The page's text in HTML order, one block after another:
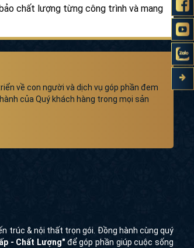
chất lượng từng công trình và mang
về con người và dịch vụ góp phần đem
của Quý khách hàng trong mọi sản
trúc & nội thất trọn gói. Đồng hành cùng quý
- Chất Lượng" để góp phần giúp cuộc sống